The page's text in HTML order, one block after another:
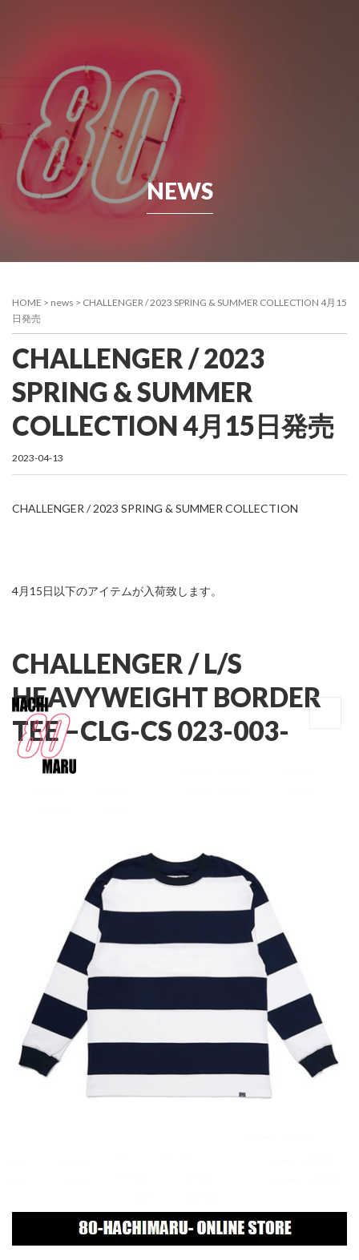
NEWS
HOME > news > CHALLENGER / 2023 SPRING & SUMMER COLLECTION 4月15
日発売
CHALLENGER / 2023
SPRING & SUMMER
COLLECTION 4月15日発売
2023-04-13
CHALLENGER / 2023 SPRING & SUMMER COLLECTION
4月15日以下のアイテムが入荷致します。
CHALLENGER / L/S
HEAVYWEIGHT BORDER
TEE –CLG-CS 023-003-